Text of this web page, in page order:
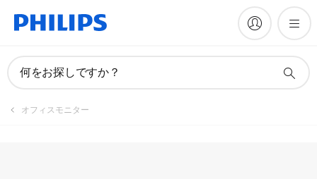
何をお探しですか？
オフィスモニター
マニュアルとドキュメント